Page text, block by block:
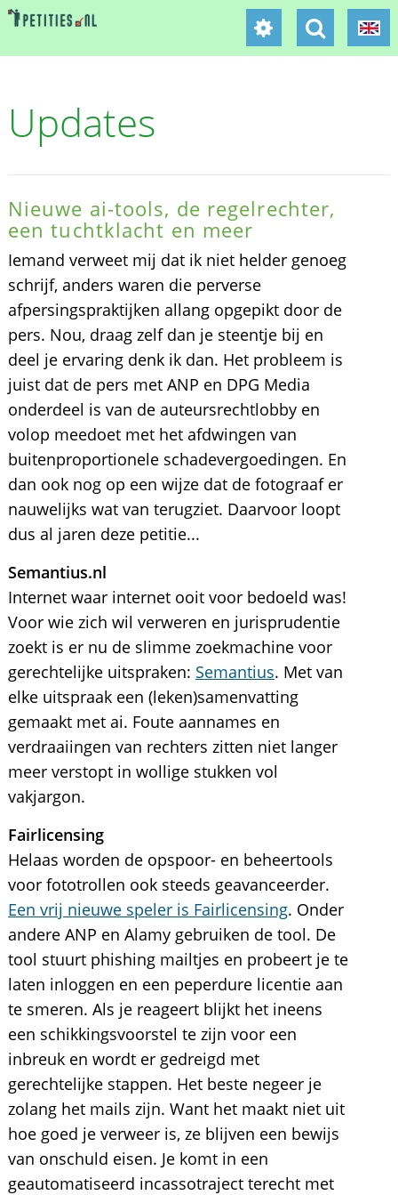
Updates
Nieuwe ai-tools, de regelrechter,
een tuchtklacht en meer
Iemand verweet mij dat ik niet helder genoeg
schrijf, anders waren die perverse
afpersingspraktijken allang opgepikt door de
pers. Nou, draag zelf dan je steentje bij en
deel je ervaring denk ik dan. Het probleem is
juist dat de pers met ANP en DPG Media
onderdeel is van de auteursrechtlobby en
volop meedoet met het afdwingen van
buitenproportionele schadevergoedingen. En
dan ook nog op een wijze dat de fotograaf er
nauwelijks wat van terugziet. Daarvoor loopt
dus al jaren deze petitie...
Semantius.nl
Internet waar internet ooit voor bedoeld was!
Voor wie zich wil verweren en jurisprudentie
zoekt is er nu de slimme zoekmachine voor
gerechtelijke uitspraken: Semantius. Met van
elke uitspraak een (leken)samenvatting
gemaakt met ai. Foute aannames en
verdraaiingen van rechters zitten niet langer
meer verstopt in wollige stukken vol
vakjargon.
Fairlicensing
Helaas worden de opspoor- en beheertools
voor fototrollen ook steeds geavanceerder.
Een vrij nieuwe speler is Fairlicensing. Onder
andere ANP en Alamy gebruiken de tool. De
tool stuurt phishing mailtjes en probeert je te
laten inloggen en een peperdure licentie aan
te smeren. Als je reageert blijkt het ineens
een schikkingsvoorstel te zijn voor een
inbreuk en wordt er gedreigd met
gerechtelijke stappen. Het beste negeer je
zolang het mails zijn. Want het maakt niet uit
hoe goed je verweer is, ze blijven een bewijs
van onschuld eisen. Je komt in een
geautomatiseerd incassotraject terecht met